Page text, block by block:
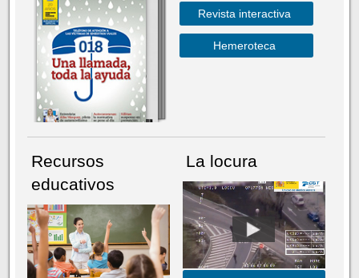
Revista interactiva
Hemeroteca
Recursos
educativos
La locura